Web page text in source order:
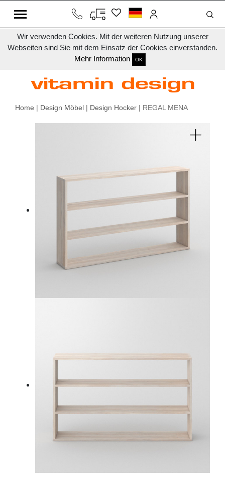
Wir verwenden Cookies. Mit der weiteren Nutzung unserer
Webseiten sind Sie mit dem Einsatz der Cookies einverstanden.
Mehr Information
OK
Home | Design Möbel | Design Hocker | REGAL MENA